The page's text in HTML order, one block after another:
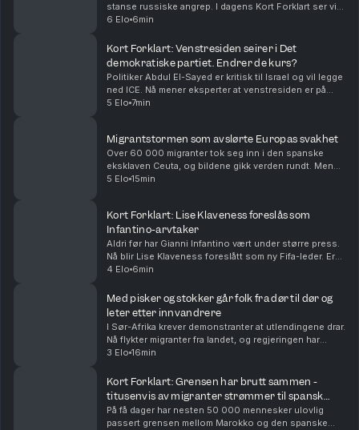
stanse russiske angrep. I dagens Kort Forklart ser vi
på hvorfor det skjer – og hvilke konsekvenser det kan
6 Elo 6min
Kort Forklart: Venstresiden seirer i Det
demokratiske partiet. Endrer de kurs?
Politiker Abdul El-Sayed er kritisk til Israel og vil legge
ned ICE. Nå mener eksperter at venstresiden er på
fremmarsj i Det demokratiske partiet i USA. Vi
5 Elo 7min
Migrantstormen som avslørte Europas svakhet
Over 60 000 migranter tok seg inn i den spanske
eksklaven Ceuta, og bildene gikk verden rundt. Men
den virale fortellingen om hva som skjedde kan bli
5 Elo 15min
Kort Forklart: Lise Klaveness foreslås som
Infantino-arvtaker
Aldri før har Gianni Infantino vært under større press.
Nå blir Lise Klaveness foreslått som ny Fifa-leder. Er
det realistisk? Vi oppsummerer nyhetene for deg, i
4 Elo 6min
Med pisker og stokker går folk fra dør til dør og
leter etter innvandrere
I Sør-Afrika krever demonstranter at utlendingene drar.
Nå flykter migranter fra landet, og regjeringen har
deportert over 50 000. Både folk i gatene og
3 Elo 16min
Kort Forklart: Grensen har brutt sammen -
titusenvis av migranter strømmer til spansk
eksklave
På få dager har nesten 50 000 mennesker ulovlig
passert grensen mellom Marokko og den spanske